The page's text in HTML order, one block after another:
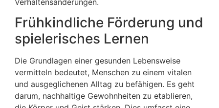
Frühkindliche Förderung und
spielerisches Lernen
Die Grundlagen einer gesunden Lebensweise
vermitteln bedeutet, Menschen zu einem vitalen
und ausgeglichenen Alltag zu befähigen. Es geht
darum, nachhaltige Gewohnheiten zu etablieren,